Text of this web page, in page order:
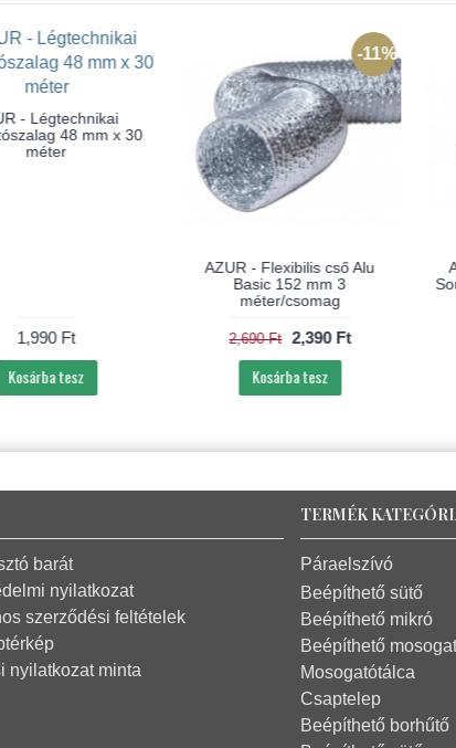
- Légtechnikai
48 mm x 30
méter
1,990 Ft
Kosárba tesz
-11%
AZUR - Flexibilis cső Alu
Basic 152 mm 3
méter/csomag
2,690 Ft 2,390 Ft
Kosárba tesz
barát
nyilatkozat
szerződési feltételek
nyilatkozat minta
TERMÉK
Páraelszívó
Beépíthető sütő
Beépíthető mikró
Beépíthető
Mosogatótálca
Csaptelep
Beépíthető borhűtő